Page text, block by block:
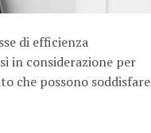
di efficienza
in considerazione per
che possono soddisfare